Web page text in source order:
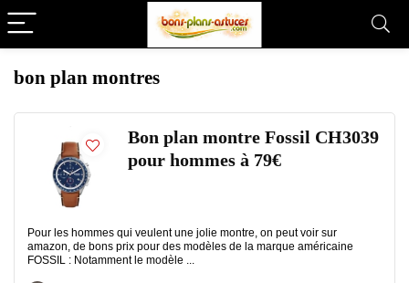
bon plan montres
Bon plan montre Fossil CH3039
pour hommes à 79€
Pour les hommes qui veulent une jolie montre, on peut voir sur
amazon, de bons prix pour des modèles de la marque américaine
FOSSIL : Notamment le modèle ...